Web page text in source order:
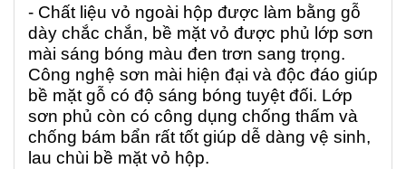
- Chất liệu vỏ ngoài hộp được làm bằng gỗ
dày chắc chắn, bề mặt vỏ được phủ lớp sơn
mài sáng bóng màu đen trơn sang trọng.
Công nghệ sơn mài hiện đại và độc đáo giúp
bề mặt gỗ có độ sáng bóng tuyệt đối. Lớp
sơn phủ còn có công dụng chống thấm và
chống bám bẩn rất tốt giúp dễ dàng vệ sinh,
lau chùi bề mặt vỏ hộp.